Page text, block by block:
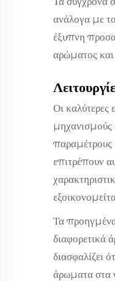
ανάλογα με
έξυπνη
αρώματος
Οι καλύτερες
μηχανισμούς
επιτρέπουν
Τα
διαφορετικά
διασφαλίζει
άρωματα στα